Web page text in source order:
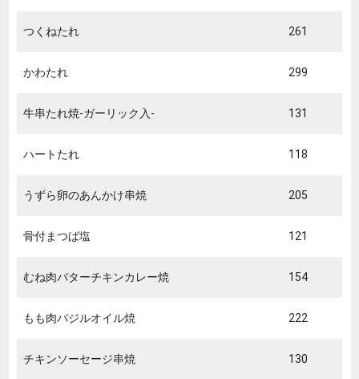
つくねたれ 261
かわたれ 299
牛串たれ焼-ガーリック入- 131
ハートたれ 118
うずら卵のあんかけ串焼 205
骨付まつば塩 121
むね肉バターチキンカレー焼 154
もも肉バジルオイル焼 222
チキンソーセージ串焼 130